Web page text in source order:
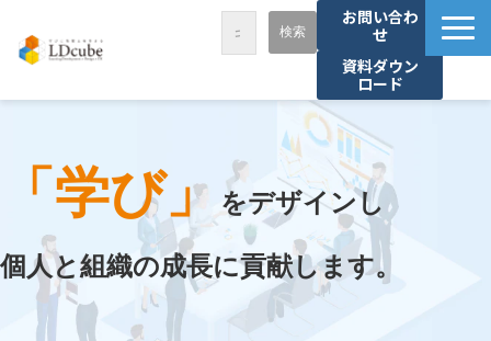
お問い合わ
せ
資料ダウン
ロード
LDcubeが選ばれる理由
サービス一覧
課題から探す
事例紹介
セミナー・講座
お役立ち情報
「学び」 をデザインし
個人と組織の成長に貢献します。